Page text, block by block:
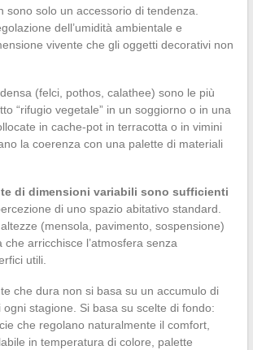
sono solo un accessorio di tendenza.
dell’umidità ambientale e
vivente che gli oggetti decorativi non
(felci, pothos, calathee) sono le più
“rifugio vegetale” in un soggiorno o in una
in cache-pot in terracotta o in vimini
la coerenza con una palette di materiali
di dimensioni variabili sono sufficienti
di uno spazio abitativo standard.
(mensola, pavimento, sospensione)
arricchisce l’atmosfera senza
utili.
che dura non si basa su un accumulo di
stagione. Si basa su scelte di fondo:
che regolano naturalmente il comfort,
in temperatura di colore, palette